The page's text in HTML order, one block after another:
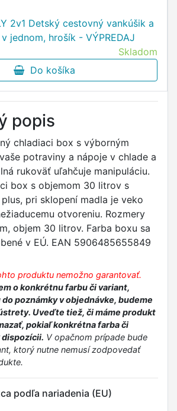
2v1 Detský cestovný vankúšik a
jednom, hrošík - VÝPREDAJ
Skladom
Do košíka
popis
chladiaci box s výborným
potraviny a nápoje v chlade a
rukoväť uľahčuje manipuláciu.
box s objemom 30 litrov s
pri sklopení madla je veko
otvoreniu. Rozmery
objem 30 litrov. Farba boxu sa
v EÚ. EAN 5906485655849
produktu nemožno garantovať.
o konkrétnu farbu či variant,
poznámky v objednávke, budeme
Uveďte tiež, či máme produkt
pokiaľ konkrétna farba či
dispozícii. V opačnom prípade bude
ktorý nutne nemusí zodpovedať
podľa nariadenia (EU)